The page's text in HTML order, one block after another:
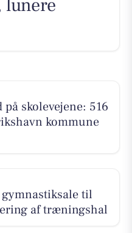
lunere
skolevejene: 516
kommune
til
af træningshal